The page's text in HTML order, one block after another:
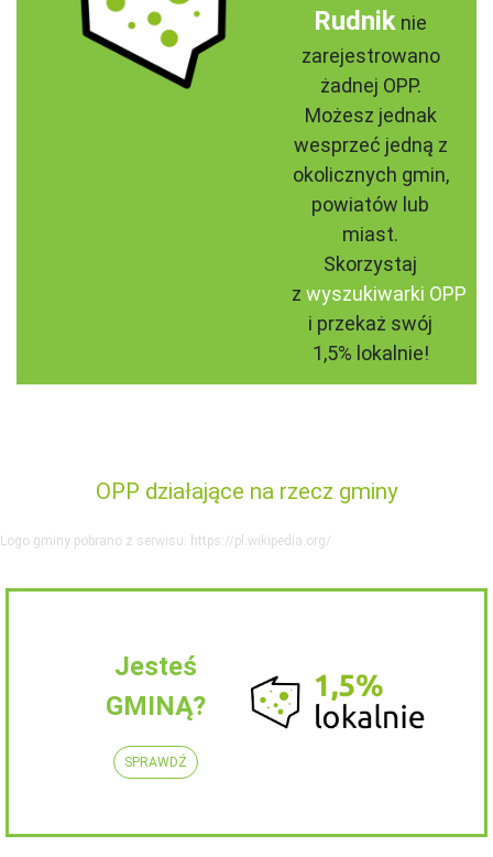
Rudnik nie
zarejestrowano
żadnej OPP.
Możesz jednak
wesprzeć jedną z
okolicznych gmin,
powiatów lub
miast.
Skorzystaj
z wyszukiwarki OPP
i przekaż swój
1,5% lokalnie!
OPP działające na rzecz gminy
Logo gminy pobrano z serwisu: https://pl.wikipedia.org/
Jesteś
GMINĄ?
SPRAWDŹ